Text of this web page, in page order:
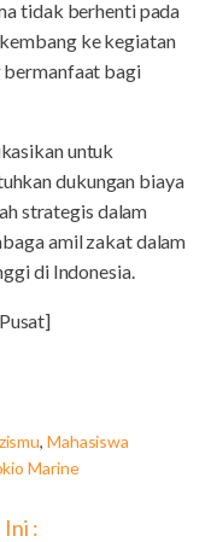
tidak berhenti pada
ke kegiatan
bermanfaat bagi
untuk
dukungan biaya
strategis dalam
amil zakat dalam
di Indonesia.
, Mahasiswa
Marine
Ini :